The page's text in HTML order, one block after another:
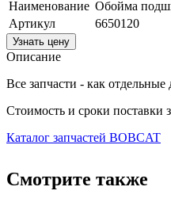
Наименование Обойма
Артикул
6650120
Узнать цену
Описание
Все запчасти - как
Стоимость и сроки поставки
Каталог запчастей BOBCAT
Смотрите также